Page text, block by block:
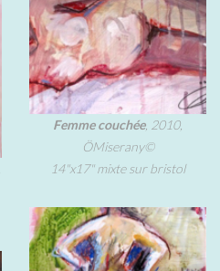
Femme couchée, 2010,
ÖMiserany©
14"x17" mixte sur bristol